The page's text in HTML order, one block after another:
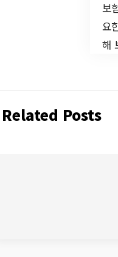
보
요
해
Related Posts